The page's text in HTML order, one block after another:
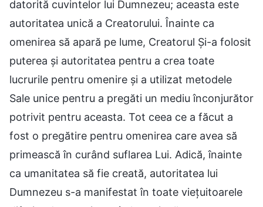
datorită cuvintelor lui Dumnezeu; aceasta este
autoritatea unică a Creatorului. Înainte ca
omenirea să apară pe lume, Creatorul Și-a folosit
puterea și autoritatea pentru a crea toate
lucrurile pentru omenire și a utilizat metodele
Sale unice pentru a pregăti un mediu înconjurător
potrivit pentru aceasta. Tot ceea ce a făcut a
fost o pregătire pentru omenirea care avea să
primească în curând suflarea Lui. Adică, înainte
ca umanitatea să fie creată, autoritatea lui
Dumnezeu s-a manifestat în toate viețuitoarele